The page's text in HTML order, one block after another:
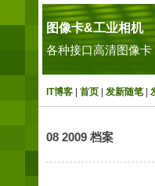
图像卡&工业相机
各种接口高清图像
IT博客 首页 发新随笔|
08 2009 档案